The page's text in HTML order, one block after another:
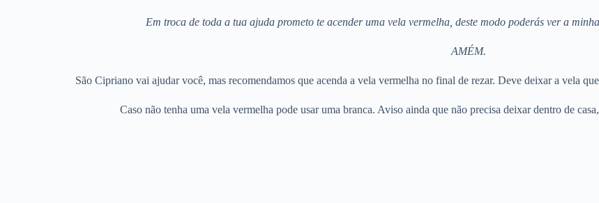
Em troca de toda a tua ajuda prometo te acender uma vela vermelha, deste modo poderás ver a
AMÉM.
São Cipriano vai ajudar você, mas recomendamos que acenda a vela vermelha no final de rezar. Deve deixar a vela
Caso não tenha uma vela vermelha pode usar uma branca. Aviso ainda que não precisa deixar dentro de